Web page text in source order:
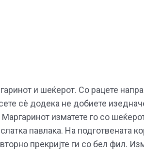
и шеќерот. Со рацете
сè додека не добиете
Маргаринот изматете го со
павлака. На подготвената
прекријте ги со бел фил.